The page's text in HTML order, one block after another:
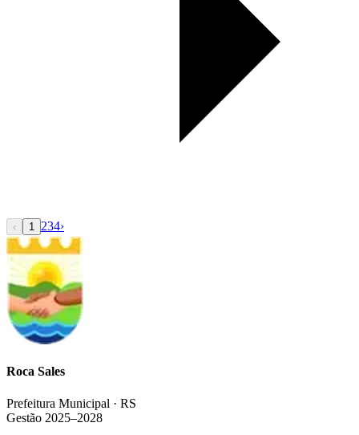
‹ 1 234›
Roca Sales
Prefeitura Municipal · RS
Gestão 2025–2028